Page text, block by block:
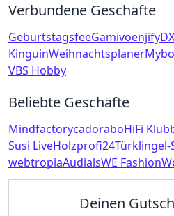
Verbundene Geschäfte
GeburtstagsfeeGamivoenjify
KinguinWeihnachtsplaner
VBS Hobby
Beliebte Geschäfte
MindfactorycadoraboHiFi
Susi LiveHolzprofi24Türklingel-
webtropiaAudialsWE Fashion
Deinen